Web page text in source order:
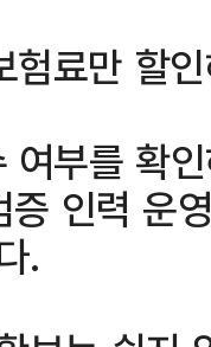
험료만 할
부를 확
인력 운
.